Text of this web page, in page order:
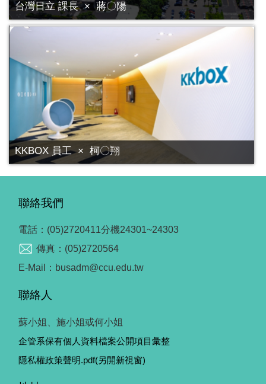
台灣日立 課長 × 蔣〇陽
KKBOX 員工 × 柯〇翔
聯絡我們
電話：(05)2720411分機24301~24303
傳真：(05)2720564
E-Mail：busadm@ccu.edu.tw
聯絡人
蘇小姐、施小姐或何小姐
企管系保有個人資料檔案公開項目彙整
隱私權政策聲明.pdf(另開新視窗)